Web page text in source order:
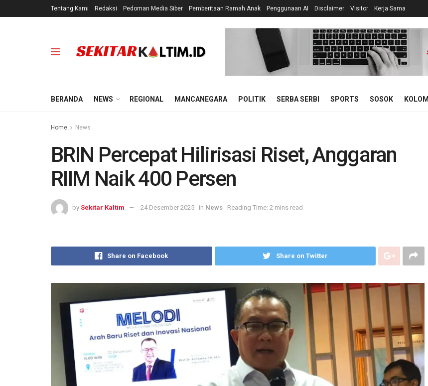
Tentang Kami Redaksi Pedoman Media Siber Pemberitaan Ramah Anak Penggunaan AI Disclaimer Visitor Kerja Sama
BERANDA NEWS REGIONAL MANCANEGARA POLITIK SERBA SERBI SPORTS SOSOK KOLOM
Home News
BRIN Percepat Hilirisasi Riset, Anggaran
RIIM Naik 400 Persen
by Sekitar Kaltim 24 Desember 2025 in News Reading Time: 2 mins read
Share on Facebook Share on Twitter